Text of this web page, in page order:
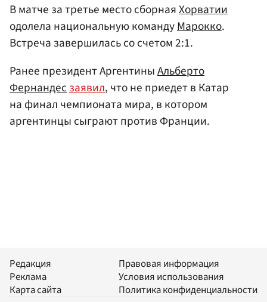
В матче за третье место сборнаяХорватии
одолела национальную командуМарокко.
Встреча завершилась со счетом 2:1.
Ранее президент АргентиныАльберто
Фернандесзаявил, что не приедет в Катар
на финал чемпионата мира, в котором
аргентинцы сыграют против Франции.
Редакция
Реклама
Карта сайта
Правовая информация
Условия использования
Политика конфиденциальности